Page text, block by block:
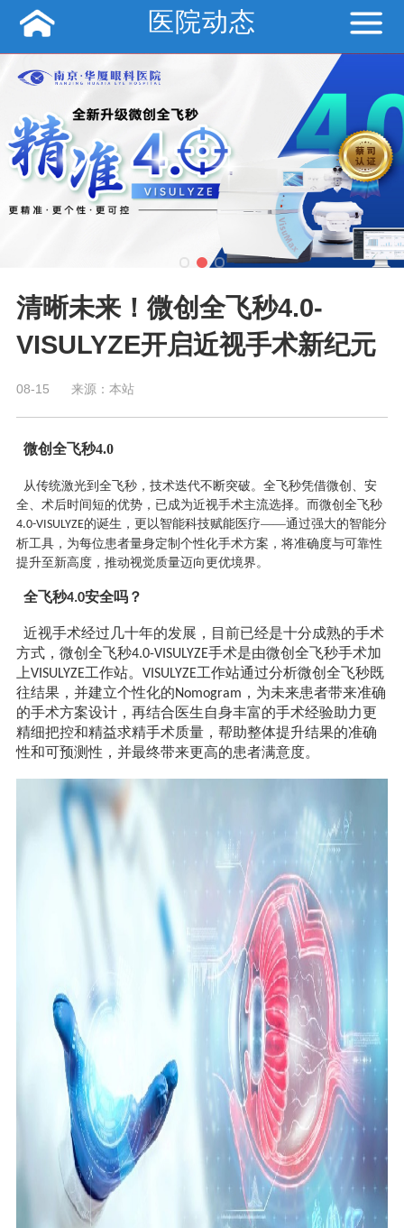
医院动态
清晰未来！微创全飞秒4.0-
VISULYZE开启近视手术新纪元
08-15 来源：本站
微创全飞秒4.0
从传统激光到全飞秒，技术迭代不断突破。全飞秒凭借微创、安
全、术后时间短的优势，已成为近视手术主流选择。而微创全飞秒
4.0-VISULYZE的诞生，更以智能科技赋能医疗——通过强大的智能分
析工具，为每位患者量身定制个性化手术方案，将准确度与可靠性
提升至新高度，推动视觉质量迈向更优境界。
全飞秒4.0安全吗？
近视手术经过几十年的发展，目前已经是十分成熟的手术
方式，微创全飞秒4.0-VISULYZE手术是由微创全飞秒手术加
上VISULYZE工作站。 VISULYZE工作站通过分析微创全飞秒既
往结果，并建立个性化的Nomogram ，为未来患者带来准确
的手术方案设计，再结合医生自身丰富的手术经验助力更
精细把控和精益求精手术质量，帮助整体提升结果的准确
性和可预测性，并最终带来更高的患者满意度。